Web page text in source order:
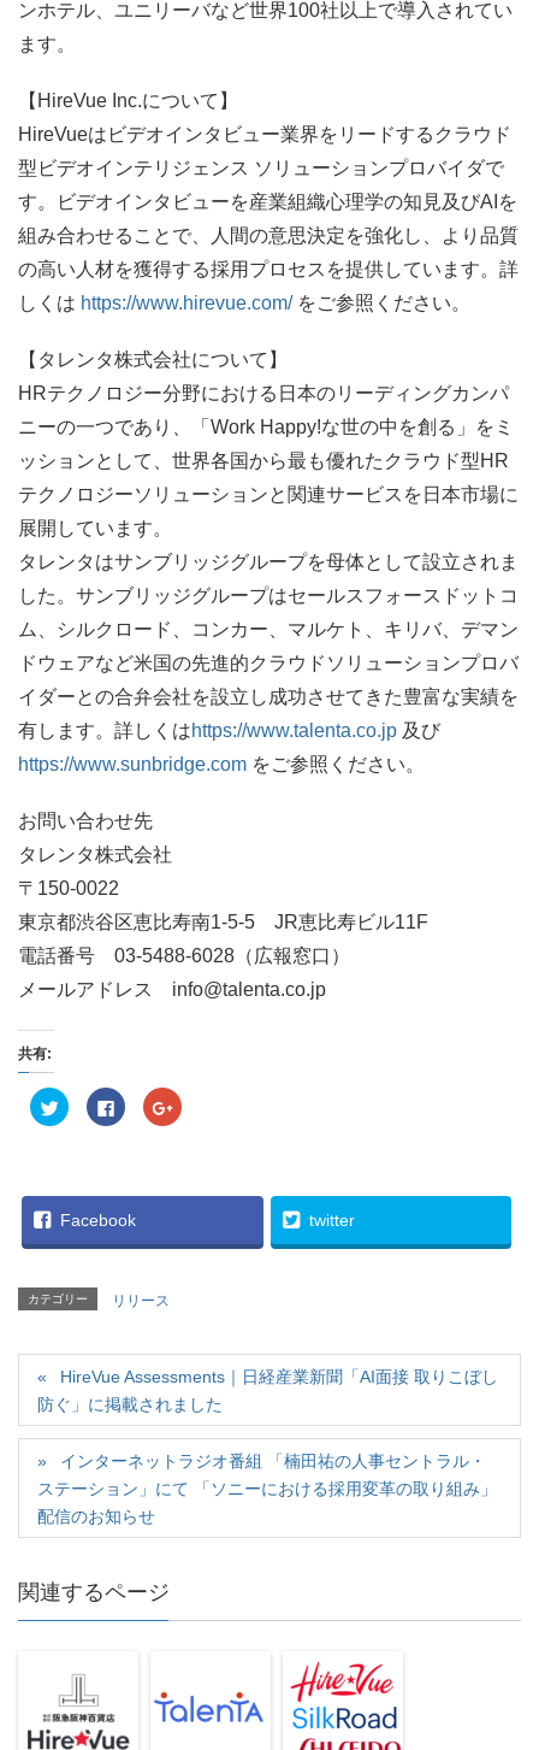
ンホテル、ユニリーバなど世界100社以上で導入されてい
ます。
【HireVue Inc.について】
HireVueはビデオインタビュー業界をリードするクラウド
型ビデオインテリジェンス ソリューションプロバイダで
す。ビデオインタビューを産業組織心理学の知見及びAIを
組み合わせることで、人間の意思決定を強化し、より品質
の高い人材を獲得する採用プロセスを提供しています。詳
しくは https://www.hirevue.com/をご参照ください。
【タレンタ株式会社について】
HRテクノロジー分野における日本のリーディングカンパ
ニーの一つであり、「Work Happy!な世の中を創る」をミ
ッションとして、世界各国から最も優れたクラウド型HR
テクノロジーソリューションと関連サービスを日本市場に
展開しています。
タレンタはサンブリッジグループを母体として設立されま
した。サンブリッジグループはセールスフォースドットコ
ム、シルクロード、コンカー、マルケト、キリバ、デマン
ドウェアなど米国の先進的クラウドソリューションプロバ
イダーとの合弁会社を設立し成功させてきた豊富な実績を
有します。詳しくはhttps://www.talenta.co.jp 及び
https://www.sunbridge.com をご参照ください。
お問い合わせ先
タレンタ株式会社
〒150-0022
東京都渋谷区恵比寿南1-5-5 JR恵比寿ビル11F
電話番号 03-5488-6028（広報窓口）
メールアドレス info@talenta.co.jp
共有:
ク
リ
i
t
t
で
共
新
い
ウ
ィ
ン
ド
ウ
で
開
き
ま
す
)
F
a
で
共
有
に
は
ッ
し
て
く
だ
さ
(
新
し
い
ウ
ィ
ウ
で
き
ク
リ
l
新
い
ウ
ィ
ン
ド
ウ
で
開
き
)
Facebook twitter
カテゴリー リリース
HireVue Assessments｜日経産業新聞「AI面接 取りこぼし
防ぐ」に掲載されました
インターネットラジオ番組 「楠田祐の人事セントラル・
ステーション」にて 「ソニーにおける採用変革の取り組み」
配信のお知らせ
関連するページ